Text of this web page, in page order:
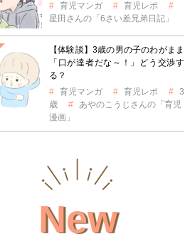
育児マンガ
育児レポ
星田さんの「6さい差兄弟日記」
【体験談】3歳の男の子のわがまま
「口が達者だな～！」どう交渉す
る？
育児マンガ
育児レポ
3
歳
あやのこうじさんの「育児
漫画」
New